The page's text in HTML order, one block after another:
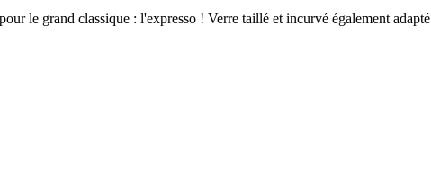
le grand classique : l'expresso ! Verre taillé et incurvé également